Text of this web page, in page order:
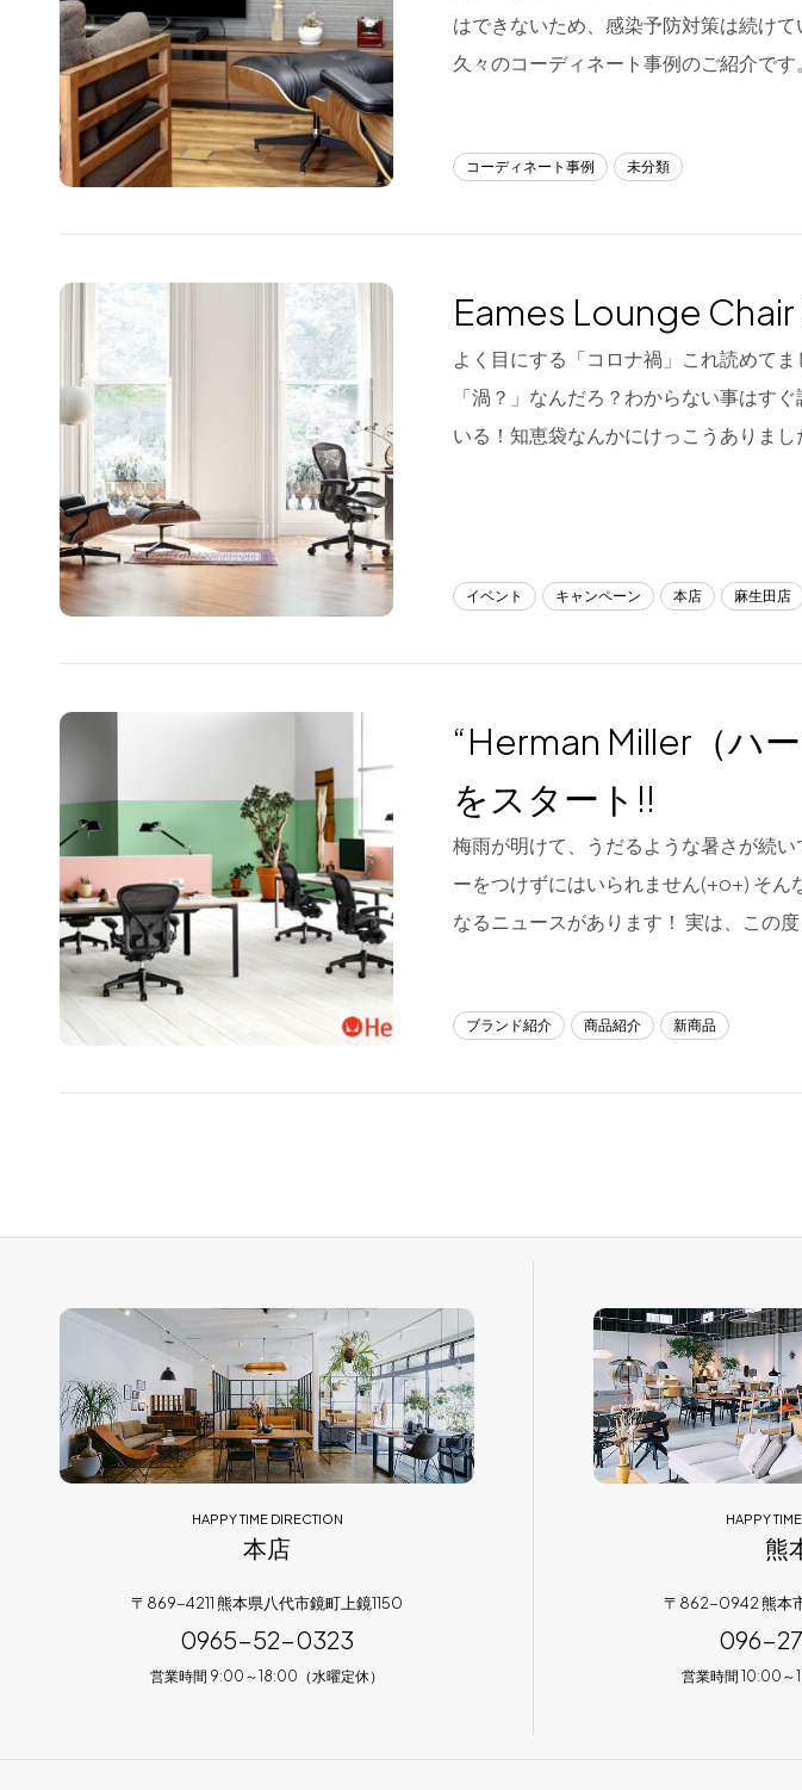
はできないため、感染予防対策は続け
久々のコーディネート事例のご紹介で
コーディネート事例 未分類
Eames Lounge
よく目にする「コロナ禍」これ読めて
「渦？」なんだろ？わからない事はす
いる！知恵袋なんかにけっこうありま
イベント キャンペーン 本店 麻生田店
“Herman Miller（ハ
をスタート!!
梅雨が明けて、うだるような暑さが続
ーをつけずにはいられません(+o+) そん
なるニュースがあります！ 実は、この
ブランド紹介 商品紹介 新商品
HAPPY TIME DIRECTION
本店
〒869-4211 熊本県八代市鏡町上鏡1150
0965-52-0323
営業時間 9:00～18:00（水曜定休）
HAPPY
熊
〒862-0942 熊本
096-
営業時間 10:00～